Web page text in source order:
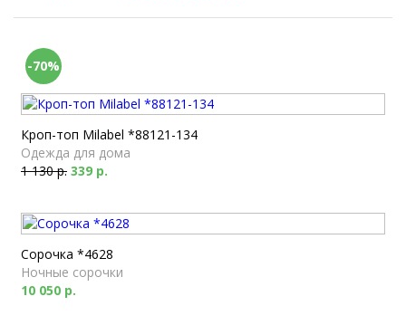
-70%
Кроп-топ Milabel *88121-134
Одежда для дома
1 130 р. 339 р.
Сорочка *4628
Ночные сорочки
10 050 р.